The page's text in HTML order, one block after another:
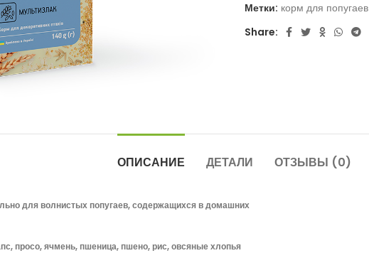
Метки: корм для попугаев
Share:
ОПИСАНИЕ ДЕТАЛИ ОТЗЫВЫ (0)
для волнистых попугаев, содержащихся в домашних
просо, ячмень, пшеница, пшено, рис, овсяные хлопья